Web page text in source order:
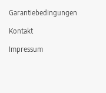
Garantiebedingungen
Kontakt
Impressum